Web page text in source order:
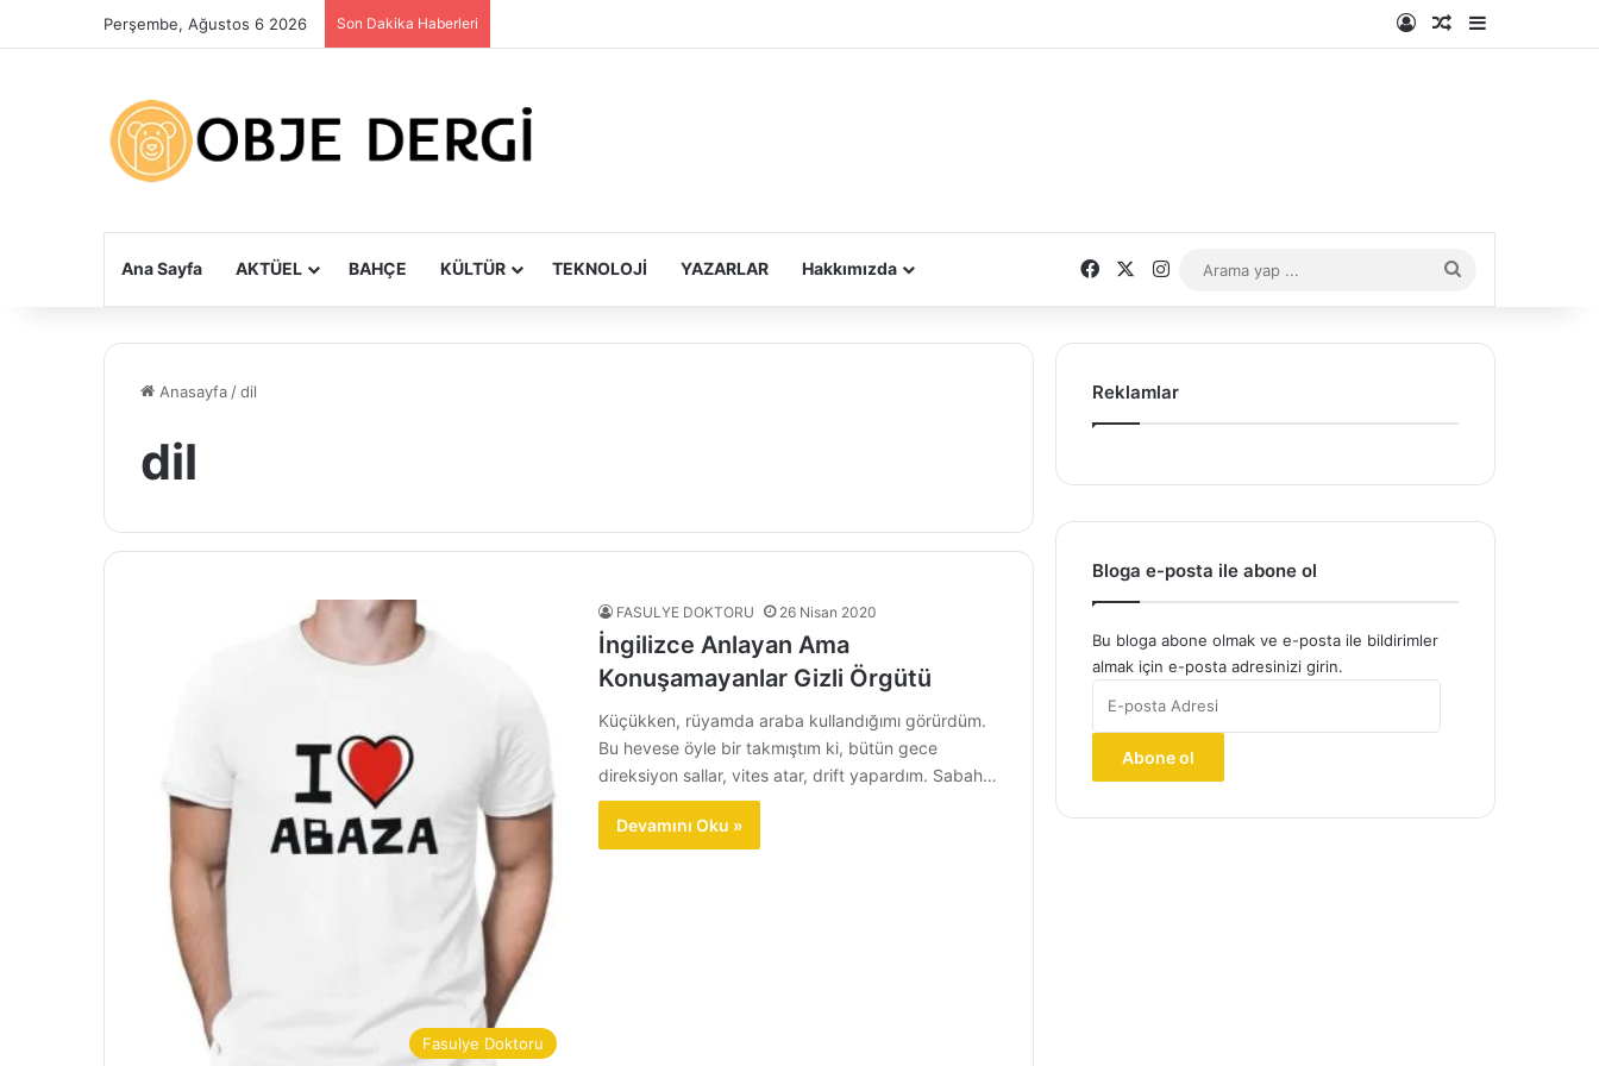
Perşembe, Ağustos 6 2026 Son Dakika Haberleri Kayıt OlRastgele Makale
Kenar
Ana Sayfa AKTÜEL BAHÇE KÜLTÜR TEKNOLOJİ YAZARLAR Hakkımızda FacebookInstagram
yap
Anasayfa /dil
dil
Fasulye Doktoru
FASULYE DOKTORU 26 Nisan 2020
İngilizce Anlayan Ama
Konuşamayanlar Gizli Örgütü
Küçükken, rüyamda araba kullandığımı görürdüm.
Bu hevese öyle bir takmıştım ki, bütün gece
direksiyon sallar, vites atar, drift yapardım. Sabah…
Devamını Oku »
Reklamlar
Bloga e-posta ile abone ol
Bu bloga abone olmak ve e-posta ile bildirimler
almak için e-posta adresinizi girin.
posta
Abone ol